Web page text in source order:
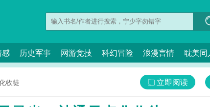
感 历史军事 网游竞技 科幻冒险 浪漫言情 耽美同
收徒 立即阅读